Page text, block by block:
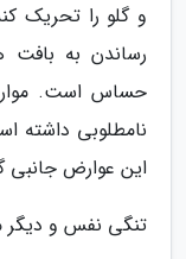
و گلو را تحریک
رساندن به
حساس است.
نامطلوبی داشته
این عوارض جانبی
تنگی نفس و دیگر